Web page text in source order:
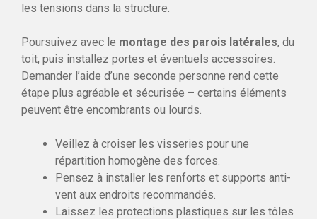
les tensions dans la structure.
Poursuivez avec le montage des parois latérales, du
toit, puis installez portes et éventuels accessoires.
Demander l’aide d’une seconde personne rend cette
étape plus agréable et sécurisée – certains éléments
peuvent être encombrants ou lourds.
Veillez à croiser les visseries pour une
répartition homogène des forces.
Pensez à installer les renforts et supports anti-
vent aux endroits recommandés.
Laissez les protections plastiques sur les tôles